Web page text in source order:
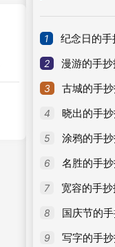
1 纪念日的手
2 漫游的手抄
3 古城的手
4 晓出的手
5 涂鸦的手
6 名胜的手
7 宽容的手抄
8 国庆节的
9 写字的手